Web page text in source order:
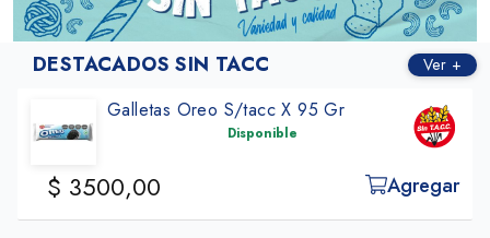
DESTACADOS SIN TACC Ver +
Galletas Oreo S/tacc X 95 Gr
Disponible
$ 3500,00 Agregar